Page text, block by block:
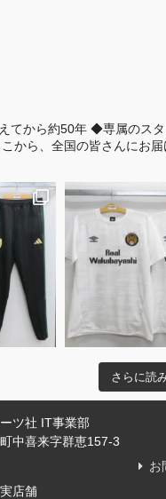
てから約50年 ◆専属のスタ
から、全国の皆さんにお届
さらに読
ツ社 IT事業部
中喜来字群恵157-3
お
店舗